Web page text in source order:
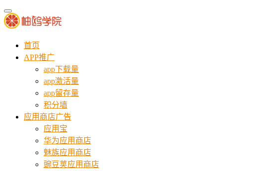
首页
APP推广
app下载量
app激活量
app留存量
积分墙
应用商店广告
应用宝
华为应用商店
魅族应用商店
豌豆荚应用商店